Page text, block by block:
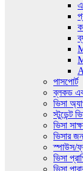
পাসপোর্ট
ব্লকড
ভিসা
স্টুডেন্ট
ভিসা
ভিসার
স্পাউস/
ভিসা
ভিসা